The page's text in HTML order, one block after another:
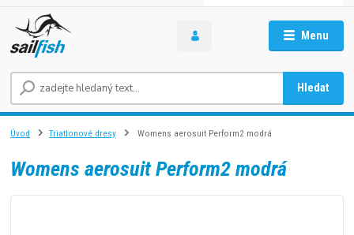
Menu
Hledat
Úvod Triatlonové dresy Womens aerosuit Perform2 modrá
Womens aerosuit Perform2 modrá